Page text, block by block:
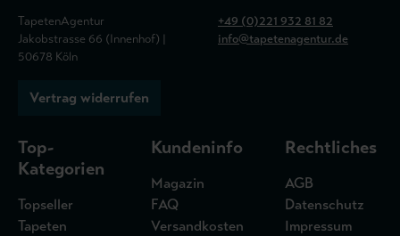
TapetenAgentur
Jakobstrasse 66 (Innenhof) |
50678 Köln
+49 (0)221 932 81 82
info@tapetenagentur.de
Vertrag widerrufen
Top-
Kategorien
Topseller
Tapeten
Kundeninfo
Magazin
FAQ
Versandkosten
Rechtliches
AGB
Datenschutz
Impressum